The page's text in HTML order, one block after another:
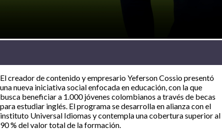
El creador de contenido y empresario Yeferson Cossio presentó
una nueva iniciativa social enfocada en educación, con la que
busca beneficiar a 1.000 jóvenes colombianos a través de becas
para estudiar inglés. El programa se desarrolla en alianza con el
instituto Universal Idiomas y contempla una cobertura superior al
90 % del valor total de la formación.